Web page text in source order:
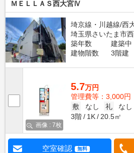
ＭＥＬＬＡＳ西大宮Ⅳ
埼京線・川越線/西
埼玉県さいたま市
築年数
建築中
建物階数
3階建
画像 : 7枚
5.7万円
管理費等：3,000円
敷
なし 礼
なし
3階
1K 20.5㎡
空室確認 無料